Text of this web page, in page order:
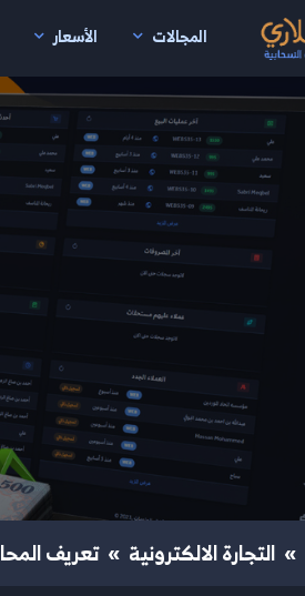
المجالات الأسعار
التجارة الالكترونية تعريف